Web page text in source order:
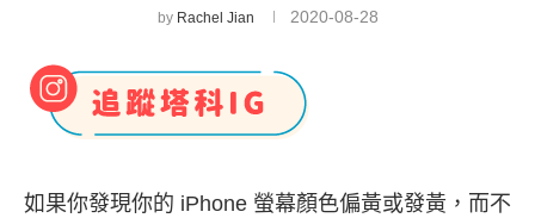
by Rachel Jian 2020-08-28
如果你發現你的 iPhone 螢幕顏色偏黃或發黃，而不